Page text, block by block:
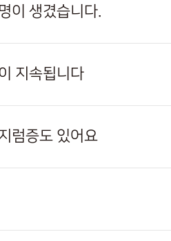
이 생겼습니다.
지속됩니다
럼증도 있어요